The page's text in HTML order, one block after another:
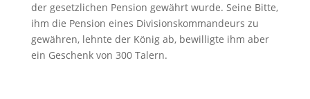
der gesetzlichen Pension gewährt wurde. Seine Bitte,
ihm die Pension eines Divisionskommandeurs zu
gewähren, lehnte der König ab, bewilligte ihm aber
ein Geschenk von 300 Talern.